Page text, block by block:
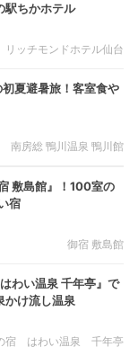
駅ちかホテル
リッチモンドホテル仙台
初夏避暑旅！客室食や
南房総 鴨川温泉 鴨川館
敷島館』！100室の
宿
御宿 敷島館
わい温泉 千年亭』で
かけ流し温泉
宿 はわい温泉 千年亭